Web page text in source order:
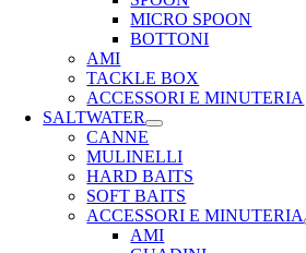
MICRO SPOON
BOTTONI
AMI
TACKLE BOX
ACCESSORI E MINUTERIA
SALTWATER
CANNE
MULINELLI
HARD BAITS
SOFT BAITS
ACCESSORI E MINUTERIA
AMI